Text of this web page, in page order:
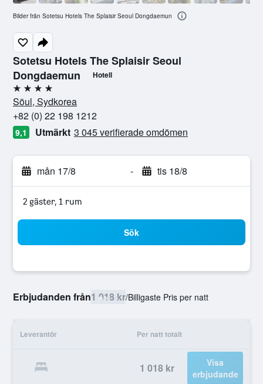
Sotetsu Hotels The Splaisir Seoul
Dongdaemun
Hotell
4 stjärnor
Söul, Sydkorea
+82 (0) 22 198 1212
9,1 Utmärkt 3 045 verifierade omdömen
mån 17/8 - tis 18/8
2 gäster, 1 rum
Sök
Erbjudanden från1 018 kr/Billigaste Pris per natt
Leverantör Per natt totalt
1 018 kr
Visa
erbjudande
Bilder från Sotetsu Hotels The Splaisir Seoul Dongdaemun